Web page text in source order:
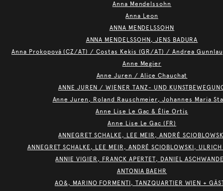
Anna Mendelssohn
Anna Leon
ANNA MENDELSSOHN
ANNA MENDELSSOHN, JENS BADURA
Anna Prokopová (CZ/AT) / Costas Kekis (GR/AT) / Andrea
Anne Megier
Anne Juren / Alice Chauchat
ANNE JUREN / WIENER TANZ- UND
Anne Juren, Roland Rauschmeier, Johannes Maria
Anne Lise Le Gac & Élie Ortis
Anne Lise Le Gac (FR)
ANNEGRET SCHALKE, LEE MEIR, ANDRÉ
ANNEGRET SCHALKE, LEE MEIR, ANDRÉ SCIOBLOWSKI,
ANNIE VIGIER, FRANCK APERTET, DANIEL
ANTONIA BAEHR
AO&, MARINO FORMENTI, TANZQUARTIER WIEN +